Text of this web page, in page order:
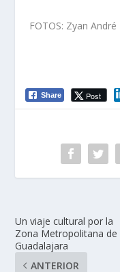
FOTOS: Zyan André
Share Post
Un viaje cultural por la
Zona Metropolitana de
Guadalajara
ANTERIOR